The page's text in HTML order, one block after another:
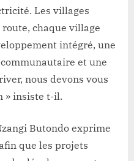
Les villages
chaque village
intégré, une
et une
nous devons vous
» insiste t-il.
Butondo exprime
que les projets